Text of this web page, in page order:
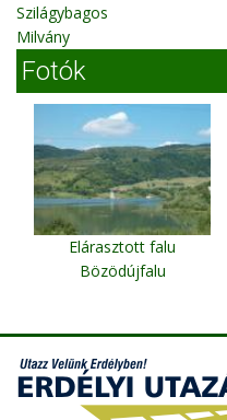
Szilágybagos
Milvány
Fotók
Elárasztott falu
Bözödújfalu